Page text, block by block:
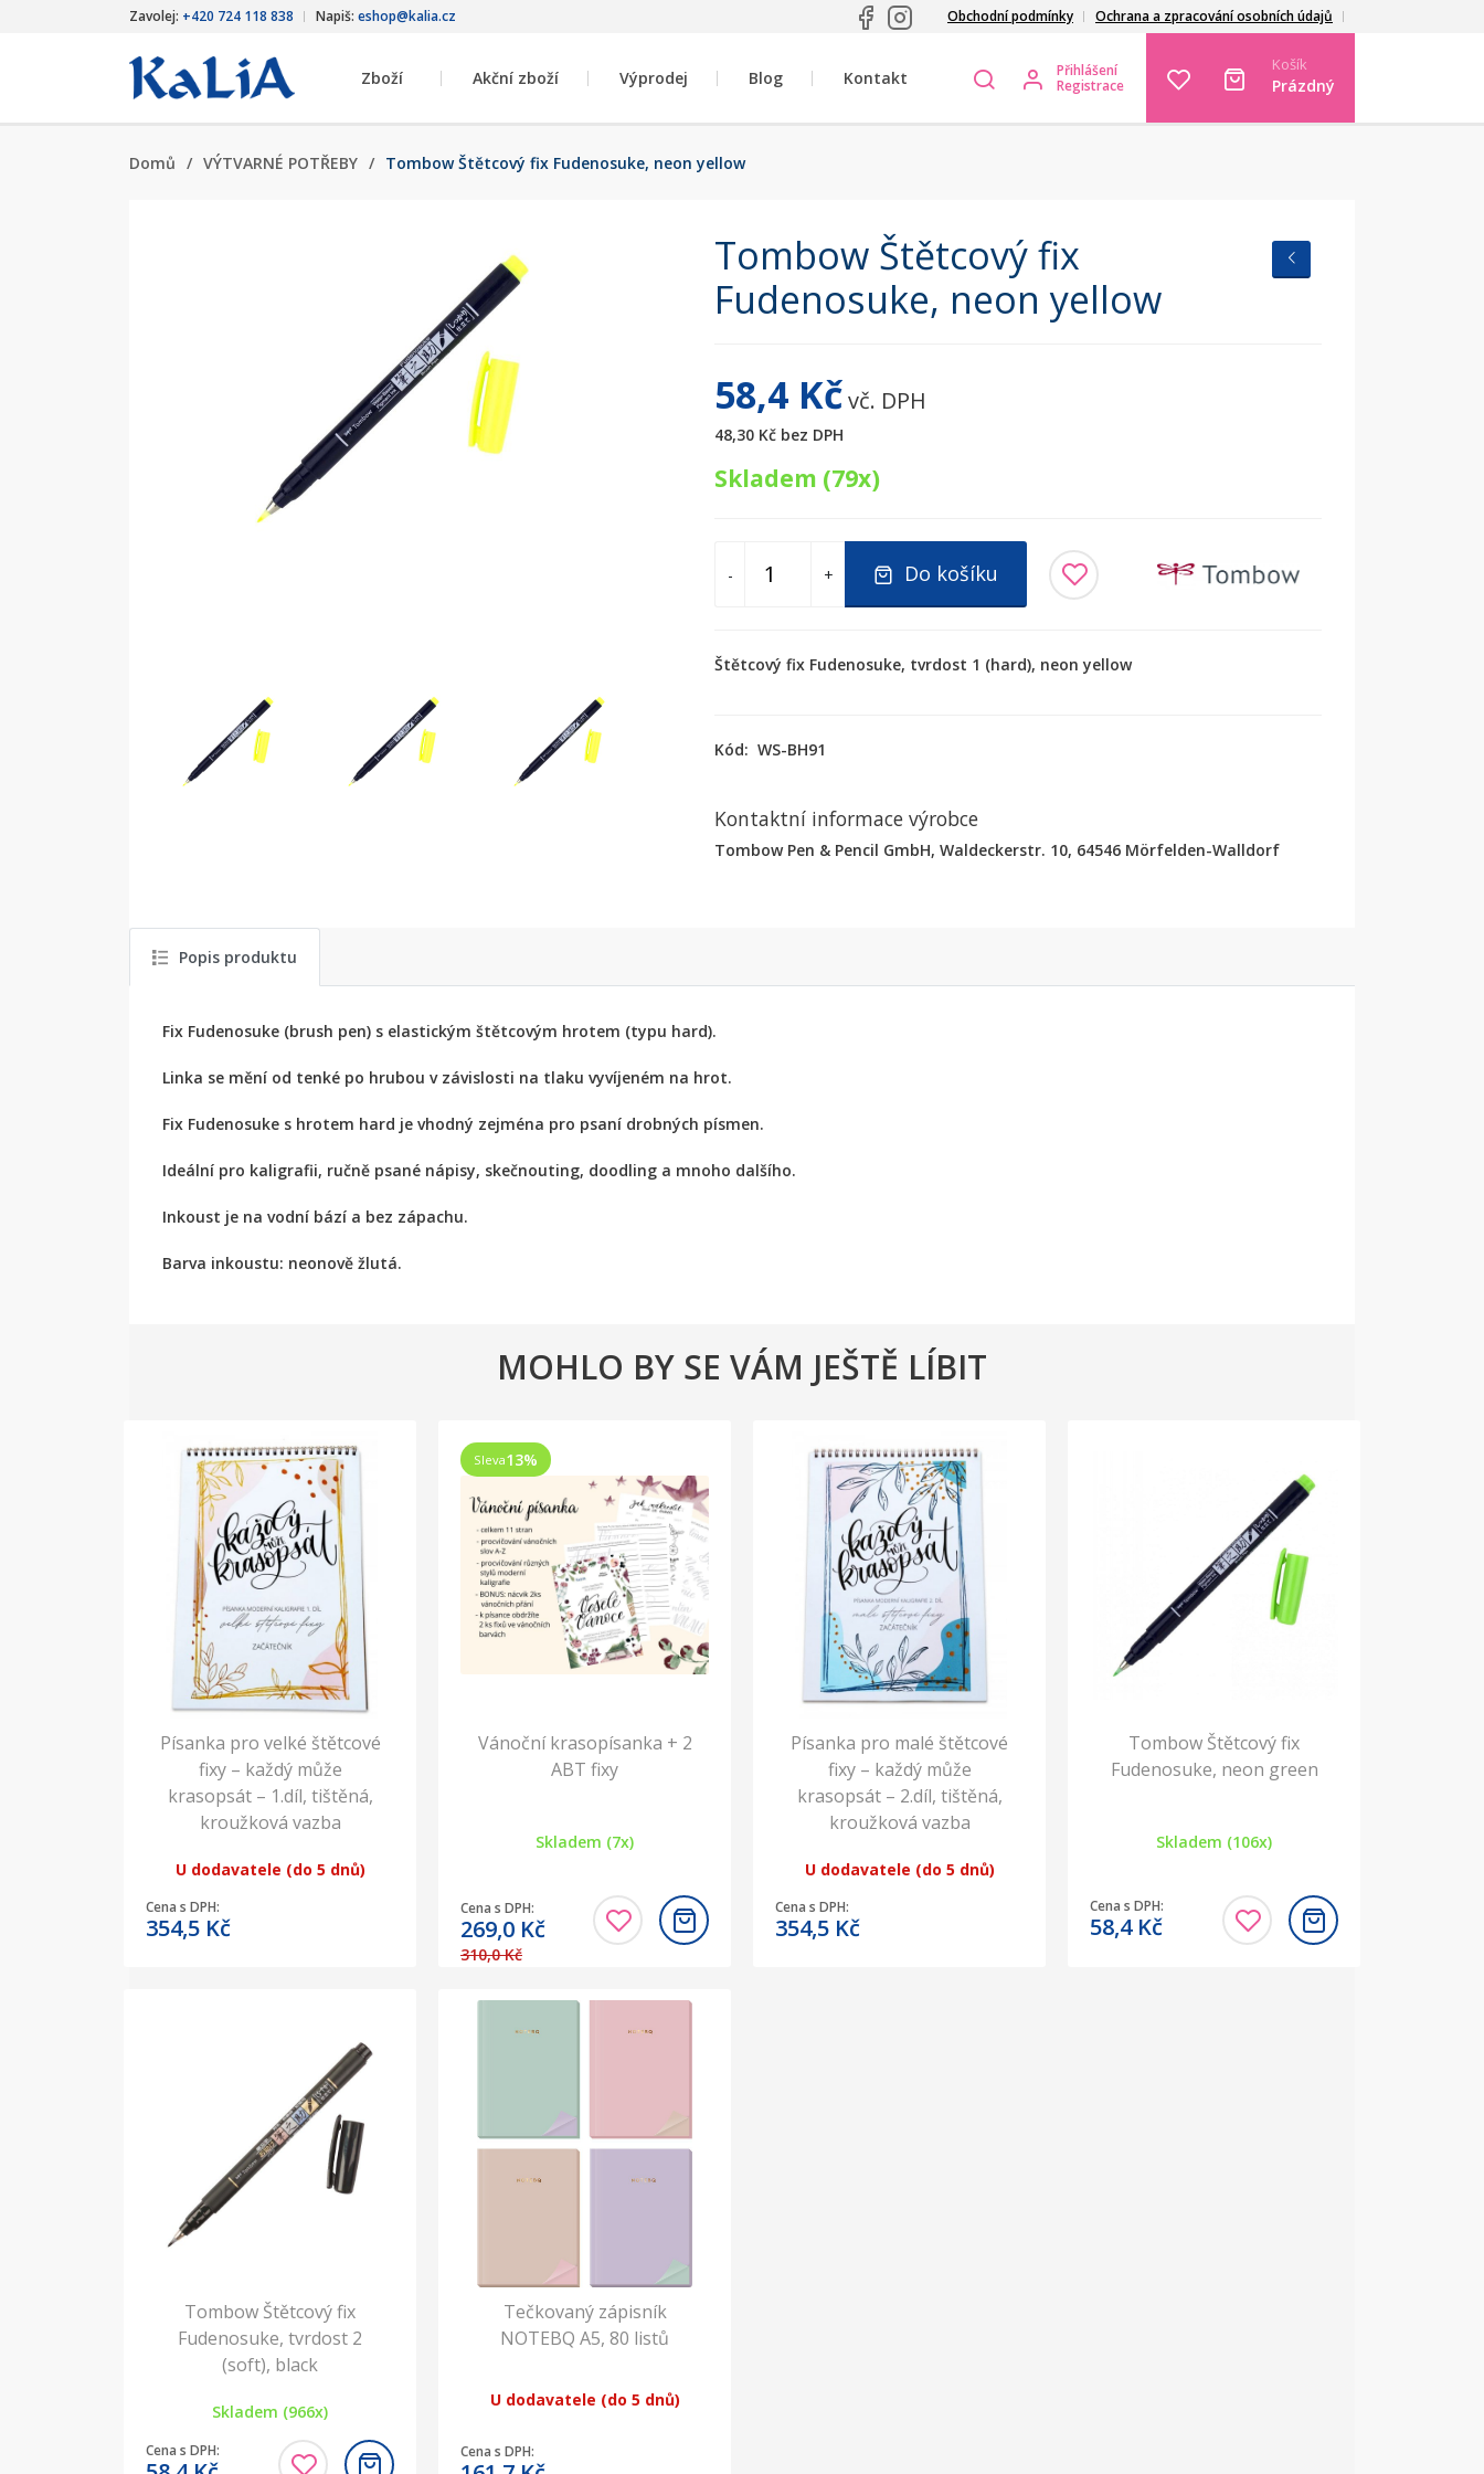
Zavolej: +420 724 118 838 Napiš: eshop@kalia.cz Obchodní podmínky Ochrana a zpracování osobních údajů
Zboží Akční zboží Výprodej Blog Kontakt
Přihlášení
Registrace
Košík
Prázdný
Domů / VÝTVARNÉ POTŘEBY / Tombow Štětcový fix Fudenosuke, neon yellow
Tombow Štětcový fix
Fudenosuke, neon yellow
58,4 Kčvč. DPH
48,30 Kč bez DPH
Skladem (79x)
- + Do košíku
Štětcový fix Fudenosuke, tvrdost 1 (hard), neon yellow
Kód: WS-BH91
Kontaktní informace výrobce
Tombow Pen & Pencil GmbH, Waldeckerstr. 10, 64546 Mörfelden-Walldorf
Popis produktu
Fix Fudenosuke (brush pen) s elastickým štětcovým hrotem (typu hard).
Linka se mění od tenké po hrubou v závislosti na tlaku vyvíjeném na hrot.
Fix Fudenosuke s hrotem hard je vhodný zejména pro psaní drobných písmen.
Ideální pro kaligrafii, ručně psané nápisy, skečnouting, doodling a mnoho dalšího.
Inkoust je na vodní bází a bez zápachu.
Barva inkoustu: neonově žlutá.
MOHLO BY SE VÁM JEŠTĚ LÍBIT
Písanka pro velké štětcové
fixy – každý může
krasopsát – 1.díl, tištěná,
kroužková vazba
U dodavatele (do 5 dnů)
Cena s DPH:
354,5 Kč
Sleva13%
Vánoční krasopísanka + 2
ABT fixy
Skladem (7x)
Cena s DPH:
269,0 Kč
310,0 Kč
Písanka pro malé štětcové
fixy – každý může
krasopsát – 2.díl, tištěná,
kroužková vazba
U dodavatele (do 5 dnů)
Cena s DPH:
354,5 Kč
Tombow Štětcový fix
Fudenosuke, neon green
Skladem (106x)
Cena s DPH:
58,4 Kč
Tombow Štětcový fix
Fudenosuke, tvrdost 2
(soft), black
Skladem (966x)
Cena s DPH:
Tečkovaný zápisník
NOTEBQ A5, 80 listů
U dodavatele (do 5 dnů)
Cena s DPH: